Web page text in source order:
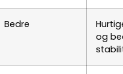
Bedre
og